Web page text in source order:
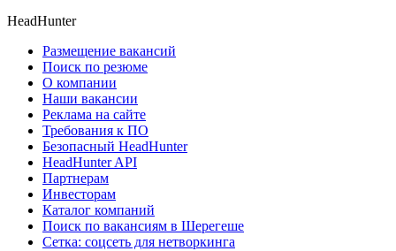
HeadHunter
Размещение вакансий
Поиск по резюме
О компании
Наши вакансии
Реклама на сайте
Требования к ПО
Безопасный HeadHunter
HeadHunter API
Партнерам
Инвесторам
Каталог компаний
Поиск по вакансиям в Шерегеше
Сетка: соцсеть для нетворкинга